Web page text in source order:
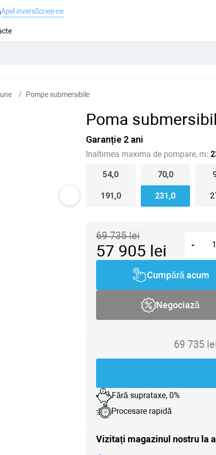
Apel inversScrieți-ne
Pompe submersibile
Poma
Garanție 2 ani
Inaltimea maxima de pompare, m:
54,0 70,0
191,0 231,0
69 735lei
57 905 lei -
Cumpără acum
Negociază
69 735
Fără suprataxe, 0%
Procesare rapidă
Vizitați magazinul nostru la